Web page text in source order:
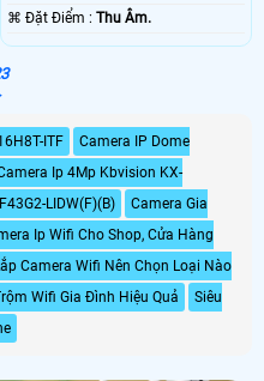
️⌘ Đặt Điểm :Thu Âm.
3
ITF
Camera IP Dome
Ip 4Mp Kbvision KX-
LIDW(F)(B)
Camera Gia
Ip Wifi Cho Shop, Cửa Hàng
Camera Wifi Nên Chọn Loại Nào
Wifi Gia Đình Hiệu Quả
Siêu